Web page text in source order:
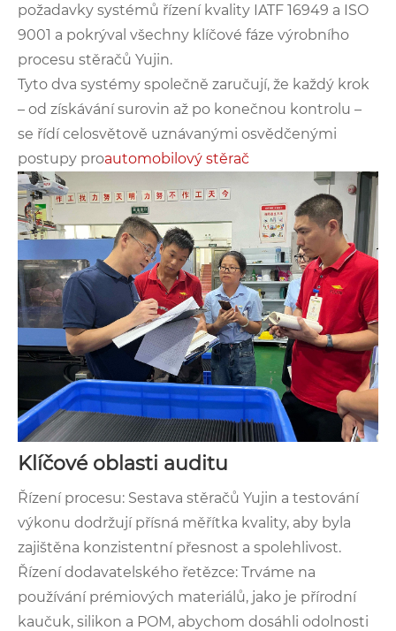
požadavky systémů řízení kvality IATF 16949 a ISO
9001 a pokrýval všechny klíčové fáze výrobního
procesu stěračů Yujin.
Tyto dva systémy společně zaručují, že každý krok
– od získávání surovin až po konečnou kontrolu –
se řídí celosvětově uznávanými osvědčenými
postupy proautomobilový stěrač
Klíčové oblasti auditu
Řízení procesu: Sestava stěračů Yujin a testování
výkonu dodržují přísná měřítka kvality, aby byla
zajištěna konzistentní přesnost a spolehlivost.
Řízení dodavatelského řetězce: Trváme na
používání prémiových materiálů, jako je přírodní
kaučuk, silikon a POM, abychom dosáhli odolnosti